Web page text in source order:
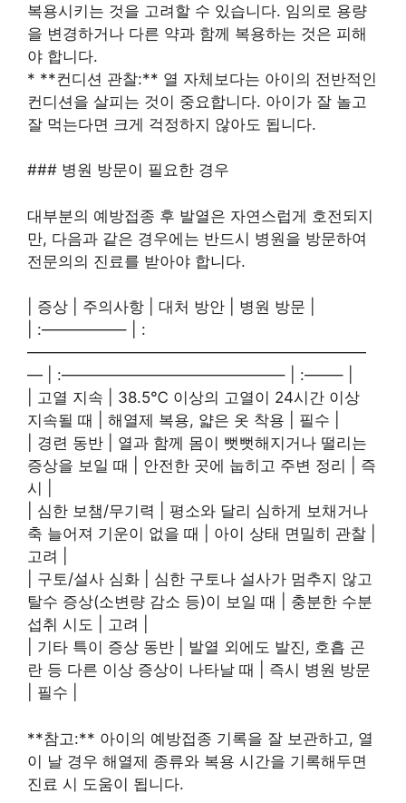
복용시키는 것을 고려할 수 있습니다. 임의로 용량
을 변경하거나 다른 약과 함께 복용하는 것은 피해
야 합니다.
* **컨디션 관찰:** 열 자체보다는 아이의 전반적인
컨디션을 살피는 것이 중요합니다. 아이가 잘 놀고
잘 먹는다면 크게 걱정하지 않아도 됩니다.
### 병원 방문이 필요한 경우
대부분의 예방접종 후 발열은 자연스럽게 호전되지
만, 다음과 같은 경우에는 반드시 병원을 방문하여
전문의의 진료를 받아야 합니다.
| 증상 | 주의사항 | 대처 방안 | 병원 방문 |
| :—————– | :
——————————————————————
— | :——————————————– | :——– |
| 고열 지속 | 38.5℃ 이상의 고열이 24시간 이상
지속될 때 | 해열제 복용, 얇은 옷 착용 | 필수 |
| 경련 동반 | 열과 함께 몸이 뻣뻣해지거나 떨리는
증상을 보일 때 | 안전한 곳에 눕히고 주변 정리 | 즉
시 |
| 심한 보챔/무기력 | 평소와 달리 심하게 보채거나
축 늘어져 기운이 없을 때 | 아이 상태 면밀히 관찰 |
고려 |
| 구토/설사 심화 | 심한 구토나 설사가 멈추지 않고
탈수 증상(소변량 감소 등)이 보일 때 | 충분한 수분
섭취 시도 | 고려 |
| 기타 특이 증상 동반 | 발열 외에도 발진, 호흡 곤
란 등 다른 이상 증상이 나타날 때 | 즉시 병원 방문
| 필수 |
**참고:** 아이의 예방접종 기록을 잘 보관하고, 열
이 날 경우 해열제 종류와 복용 시간을 기록해두면
진료 시 도움이 됩니다.